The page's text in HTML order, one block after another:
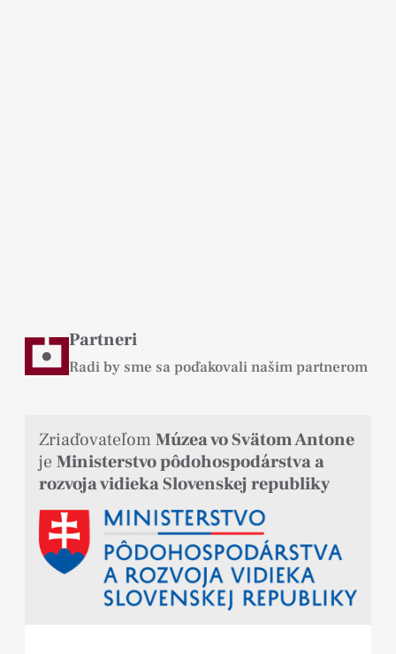
Partneri
Radi by sme sa poďakovali našim partnerom
ZriaďovateľomMúzea vo Svätom Antone
je Ministerstvo pôdohospodárstva a
rozvoja vidieka Slovenskej republiky